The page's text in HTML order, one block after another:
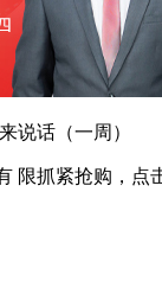
说话（一周）
限抓紧抢购，点